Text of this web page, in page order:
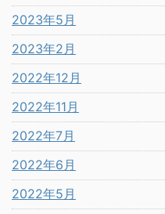
2023年5月
2023年2月
2022年12月
2022年11月
2022年7月
2022年6月
2022年5月